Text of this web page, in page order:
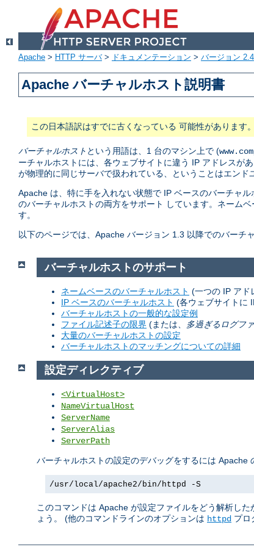
Apache > HTTP サーバ> ドキュメンテーション > バージョン 2.4
Apache バーチャルホスト説明書
この日本語訳はすでに古くなっている 可能性があります
バーチャルホスト という用語は、1 台のマシン上で (
ーチャルホストには、各ウェブサイトに違う IP アドレスが
が物理的に同じサーバで扱われている、ということはエンド
Apache は、特に手を入れない状態で IP ベースのバーチャ
のバーチャルホストの両方をサポート しています。ネームベ
す。
以下のページでは、Apache バージョン 1.3 以降でのバーチ
バーチャルホストのサポート
ネームベースのバーチャルホスト (一つの IP アド
IP ベースのバーチャルホスト (各ウェブサイトに
バーチャルホストの一般的な設定例
ファイル記述子の限界 (または、 多過ぎるログフ
大量のバーチャルホストの設定
バーチャルホストのマッチングについての詳細
設定ディレクティブ
<VirtualHost>
NameVirtualHost
ServerName
ServerAlias
ServerPath
バーチャルホストの設定のデバッグをするには Apache
/usr/local/apache2/bin/httpd -S
このコマンドは Apache が設定ファイルをどう解析し
ょう。 (他のコマンドラインのオプションは httpd プロ